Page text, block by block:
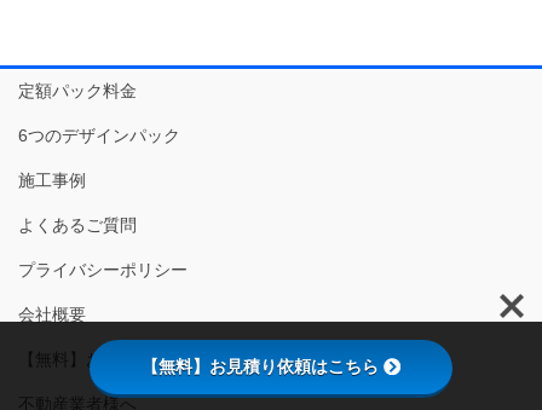
定額パック料金
6つのデザインパック
施工事例
よくあるご質問
プライバシーポリシー
会社概要
【無料】お見積り依頼
不動産業者様へ
【無料】お見積り依頼はこちら